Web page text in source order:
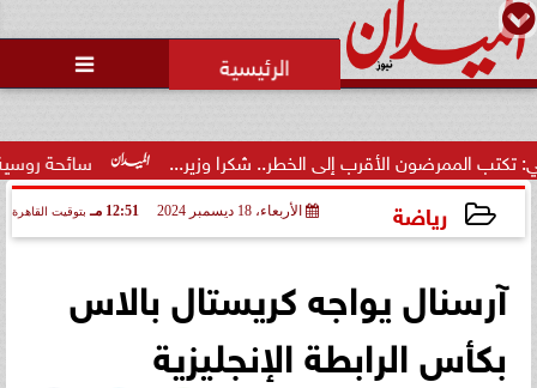

سائحة روسية الأقرب إلى الخطر.. شكرا وزير...
رياضة الأربعاء، 18 ديسمبر 2024 12:51 مـ بتوقيت القاهرة
آرسنال يواجه كريستال بالاس
بكأس الرابطة الإنجليزية